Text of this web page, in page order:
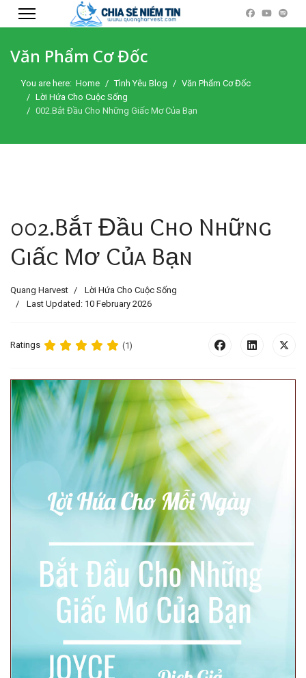
Văn Phẩm Cơ Đốc
You are here: Home Tình Yêu Blog
Văn Phẩm Cơ Đốc
Lời Hứa Cho Cuộc Sống
002.Bắt Đầu Cho Những Giấc Mơ Của Bạn
002.Bắt Đầu Cho Những
Giấc Mơ Của Bạn
Quang Harvest
Lời Hứa Cho Cuộc Sống
Last Updated: 10 February 2026
Ratings (1)